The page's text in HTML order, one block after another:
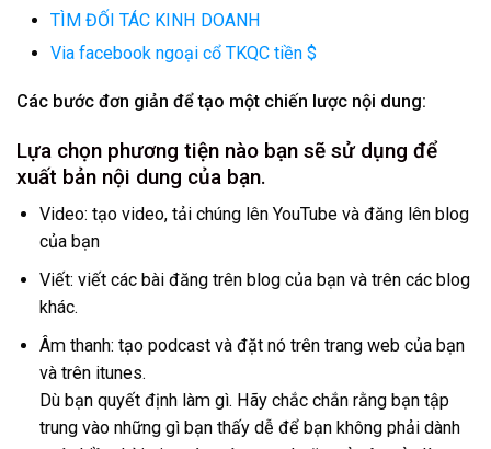
TÌM ĐỐI TÁC KINH DOANH
Via facebook ngoại cổ TKQC tiền $
Các bước đơn giản để tạo một chiến lược nội dung:
Lựa chọn phương tiện nào bạn sẽ sử dụng để
xuất bản nội dung của bạn.
Video: tạo video, tải chúng lên YouTube và đăng lên blog
của bạn
Viết: viết các bài đăng trên blog của bạn và trên các blog
khác.
Âm thanh: tạo podcast và đặt nó trên trang web của bạn
và trên itunes.
Dù bạn quyết định làm gì. Hãy chắc chắn rằng bạn tập
trung vào những gì bạn thấy dễ để bạn không phải dành